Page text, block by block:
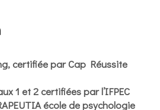
certifiée par Cap Réussite
1 et 2 certifiées par l’IFPEC
école de psychologie